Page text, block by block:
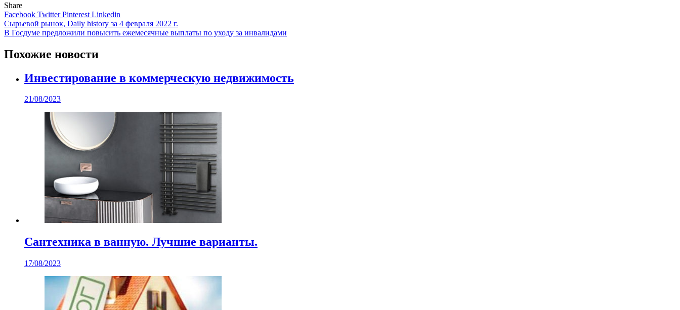
Share
Facebook TwitterPinterest Linkedin
Навигация
по
записям
Сырьевой рынок, Daily history за 4 февраля 2022 г.
В Госдуме предложили повысить ежемесячные выплаты по уходу за инвалидами
Похожие новости
Инвестирование в коммерческую недвижимость
21/08/2023
Сантехника в ванную. Лучшие варианты.
17/08/2023